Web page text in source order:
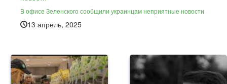
В офисе Зеленского сообщили украинцам неприятные новости
13 апрель, 2025